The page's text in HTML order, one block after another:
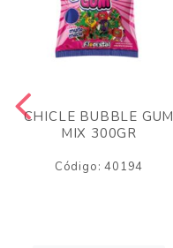
CHICLE BUBBLE GUM
MIX 300GR
Código: 40194